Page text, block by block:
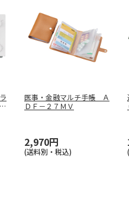
医事・金融マルチ手帳 Ａ
ＤＦ－２７ＭＶ
2,970円
(送料別・税込)